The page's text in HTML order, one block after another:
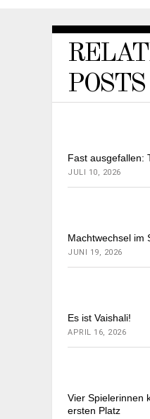
POSTS
Fast ausgefallen:
JULI 10, 2026
Machtwechsel im
JUNI 19, 2026
Es ist Vaishali!
APRIL 16, 2026
Vier Spielerinnen
ersten Platz